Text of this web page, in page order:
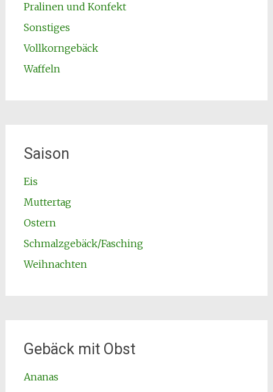
Pralinen und Konfekt
Sonstiges
Vollkorngebäck
Waffeln
Saison
Eis
Muttertag
Ostern
Schmalzgebäck/Fasching
Weihnachten
Gebäck mit Obst
Ananas